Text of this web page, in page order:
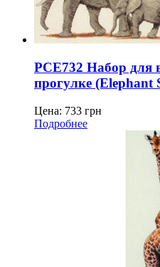
PCE732 Набор
прогулке
Цена: 733 грн
Подробнее